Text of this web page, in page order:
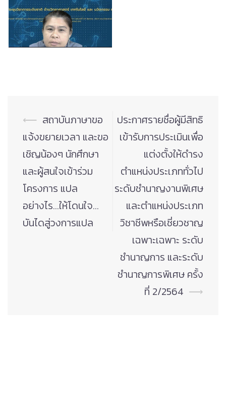
Post
navigation
⟵ สถาบันภาษาขอ
แจ้งขยายเวลา และขอ
เชิญน้องๆ นักศึกษา
และผู้สนใจเข้าร่วม
โครงการ แปล
อย่างไร…ให้โดนใจ…
บันไดสู่วงการแปล
ประกาศรายชื่อผู้มีสิทธิ
เข้ารับการประเมินเพื่อ
แต่งตั้งให้ดำรง
ตำแหน่งประเภททั่วไป
ระดับชำนาญงานพิเศษ
และตำแหน่งประเภท
วิชาชีพหรือเชี่ยวชาญ
เฉพาะเฉพาะ ระดับ
ชำนาญการ และระดับ
ชำนาญการพิเศษ ครั้ง
ที่ 2/2564 ⟶